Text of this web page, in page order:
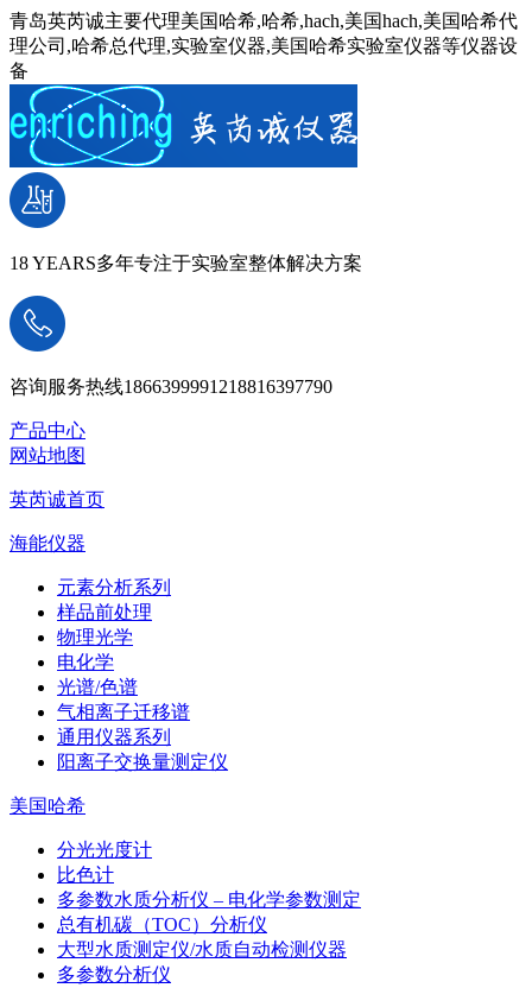
青岛英芮诚主要代理美国哈希,哈希,hach,美国hach,美国哈希代
理公司,哈希总代理,实验室仪器,美国哈希实验室仪器等仪器设
备
18 YEARS多年专注于实验室整体解决方案
咨询服务热线1866399991218816397790
产品中心
网站地图
英芮诚首页
海能仪器
元素分析系列
样品前处理
物理光学
电化学
光谱/色谱
气相离子迁移谱
通用仪器系列
阳离子交换量测定仪
美国哈希
分光光度计
比色计
多参数水质分析仪 – 电化学参数测定
总有机碳（TOC）分析仪
大型水质测定仪/水质自动检测仪器
多参数分析仪